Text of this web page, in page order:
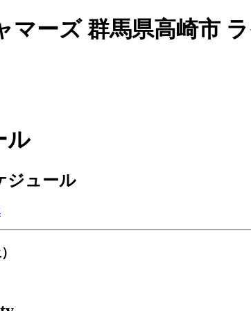
マーズ 群馬県高崎市
ル
ジュール